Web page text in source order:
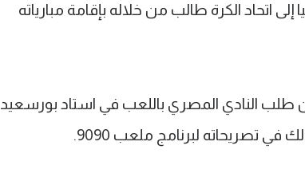
اتحاد الكرة طالب من خلاله بإقامة مبارياته
طلب النادي المصري باللعب في استاد بورسعيد
تصريحاته لبرنامج ملعب 9090.